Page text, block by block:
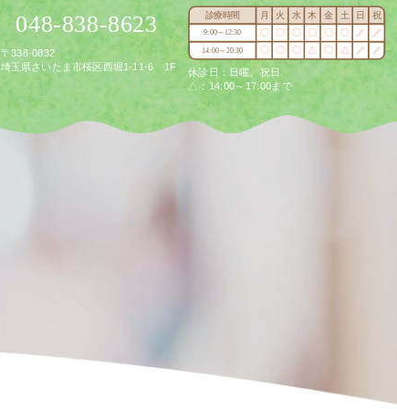
診療時間 月 火 水 木 金 土 日 祝
9:00～12:30 〇 〇 〇 〇 〇 〇 ／ ／
14:00～20:30 〇 〇 〇 △ 〇 △ ／ ／
休診日：日曜、祝日
△：14:00～17:00まで
048-838-8623
〒338-0832
埼玉県さいたま市桜区西堀1-11-6 1F